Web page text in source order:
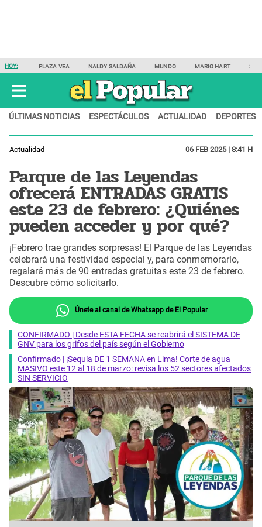
HOY: PLAZA VEA NALDY SALDAÑA MUNDO MARIO HART
ÚLTIMAS NOTICIAS ESPECTÁCULOS ACTUALIDAD DEPORTES
Actualidad 06 FEB 2025 | 8:41 H
Parque de las Leyendas
ofrecerá ENTRADAS GRATIS
este 23 de febrero: ¿Quiénes
pueden acceder y por qué?
¡Febrero trae grandes sorpresas! El Parque de las Leyendas
celebrará una festividad especial y, para conmemorarlo,
regalará más de 90 entradas gratuitas este 23 de febrero.
Descubre cómo solicitarlo.
Únete al canal de Whatsapp de El Popular
CONFIRMADO | Desde ESTA FECHA se reabrirá el SISTEMA DE
GNV para los grifos del país según el Gobierno
Confirmado | ¡Sequía DE 1 SEMANA en Lima! Corte de agua
MASIVO este 12 al 18 de marzo: revisa los 52 sectores afectados
SIN SERVICIO